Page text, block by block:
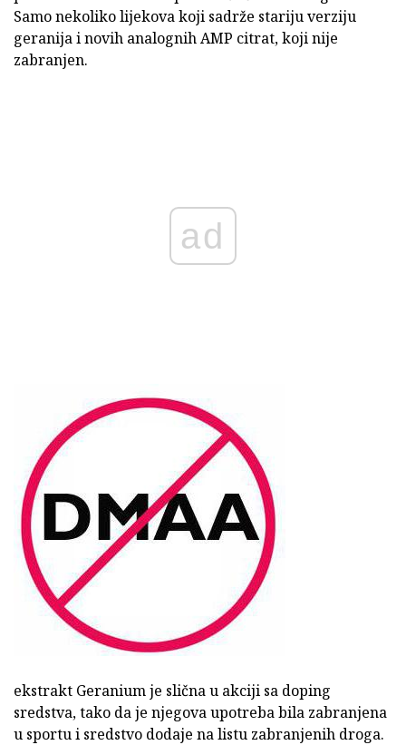
Samo nekoliko lijekova koji sadrže stariju verziju
geranija i novih analognih AMP citrat, koji nije
zabranjen.
ad
ekstrakt Geranium je slična u akciji sa doping
sredstva, tako da je njegova upotreba bila zabranjena
u sportu i sredstvo dodaje na listu zabranjenih droga.